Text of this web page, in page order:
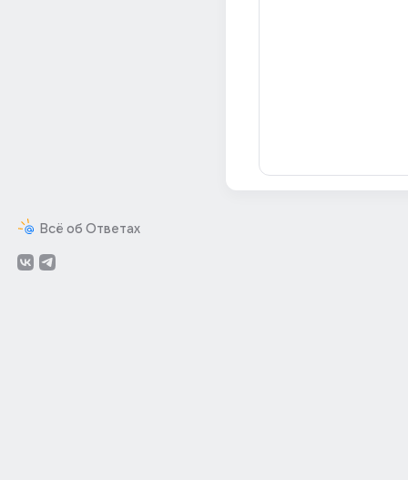
Всё об Ответах